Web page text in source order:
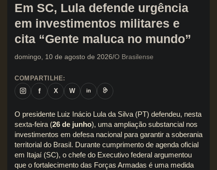
Em SC, Lula defende urgência
em investimentos militares e
cita “Gente maluca no mundo”
domingo, 10 de agosto de 2026 O Brasilense
COMPARTILHE:
f X W in
O presidente Luiz Inácio Lula da Silva (PT) defendeu, nesta
sexta-feira (26 de junho), uma ampliação substancial nos
investimentos em defesa nacional para garantir a soberania
territorial do Brasil. Durante cumprimento de agenda oficial
em Itajaí (SC), o chefe do Executivo federal argumentou
que o fortalecimento das Forças Armadas é uma medida